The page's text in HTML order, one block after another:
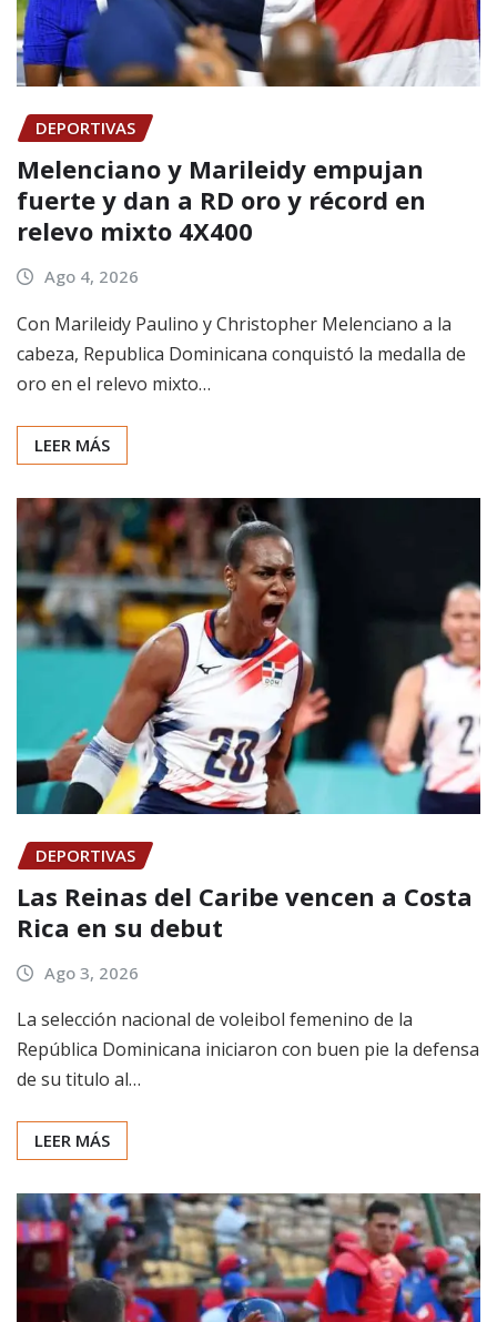
DEPORTIVAS
Melenciano y Marileidy empujan
fuerte y dan a RD oro y récord en
relevo mixto 4X400
Ago 4, 2026
Con Marileidy Paulino y Christopher Melenciano a la
cabeza, Republica Dominicana conquistó la medalla de
oro en el relevo mixto…
LEER MÁS
DEPORTIVAS
Las Reinas del Caribe vencen a Costa
Rica en su debut
Ago 3, 2026
La selección nacional de voleibol femenino de la
República Dominicana iniciaron con buen pie la defensa
de su titulo al…
LEER MÁS